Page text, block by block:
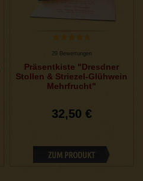
29 Bewertungen
Präsentkiste "Dresdner
Stollen & Striezel-Glühwein
Mehrfrucht"
32,50 €
ZUM PRODUKT